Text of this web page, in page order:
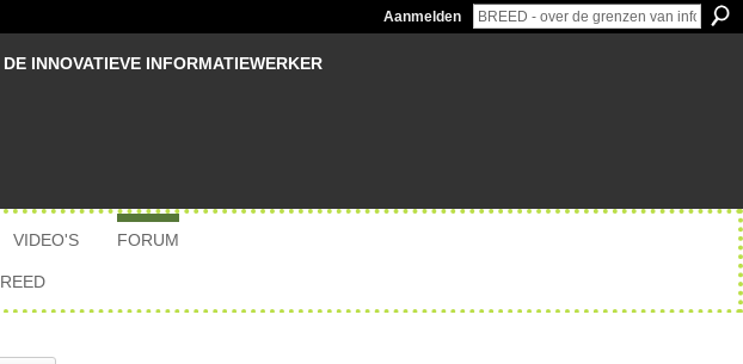
Aanmelden
INNOVATIEVE INFORMATIEWERKER
VIDEO'S FORUM